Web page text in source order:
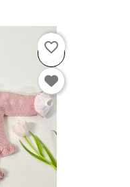
favorite_border